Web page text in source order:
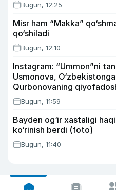
Bugun, 12:25
Misr ham “Makka”
qo‘shiladi
Bugun, 12:10
Instagram: “Ummon”ni
Usmonova,
Qurbonovaning
Bugun, 11:59
Bayden og‘ir xastaligi
ko‘rinish berdi (foto)
Bugun, 11:40